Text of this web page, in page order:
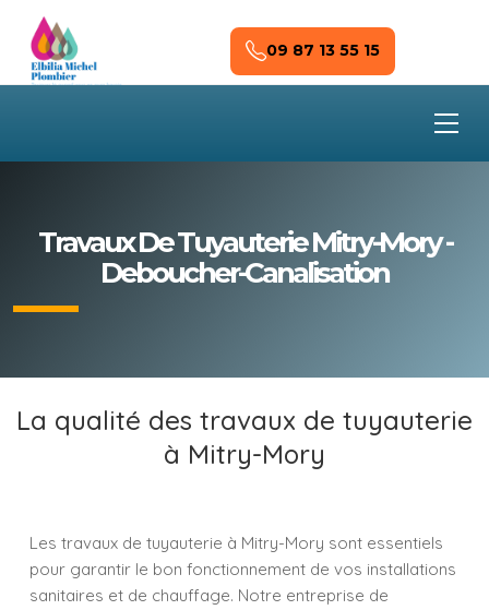
Skip to main content
09 87 13 55 15
Travaux De Tuyauterie Mitry-Mory -
Deboucher-Canalisation
La qualité des travaux de tuyauterie
à Mitry-Mory
Les travaux de tuyauterie à Mitry-Mory sont essentiels
pour garantir le bon fonctionnement de vos installations
sanitaires et de chauffage. Notre entreprise de